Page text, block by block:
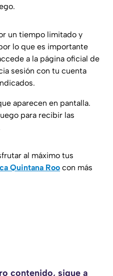
un tiempo limitado y
lo que es importante
a la página oficial de
sesión con tu cuenta
aparecen en pantalla.
para recibir las
al máximo tus
Quintana Roo con más
contenido, sigue a